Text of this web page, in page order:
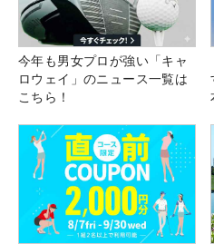
今年も男女プロが強い「キャ
ロウェイ」のニュース一覧は
こちら！